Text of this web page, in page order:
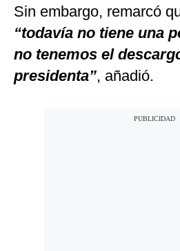
Sin embargo, remarcó
“todavía no tiene una
no tenemos el
presidenta”, añadió.